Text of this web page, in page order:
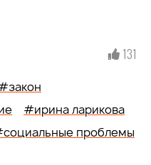
131
#ирина ларикова
проблемы